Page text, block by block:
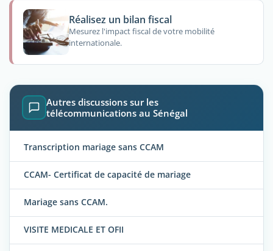
Réalisez un bilan fiscal
Mesurez l'impact fiscal de votre mobilité
internationale.
Autres discussions sur les
télécommunications au Sénégal
Transcription mariage sans CCAM
CCAM- Certificat de capacité de mariage
Mariage sans CCAM.
VISITE MEDICALE ET OFII